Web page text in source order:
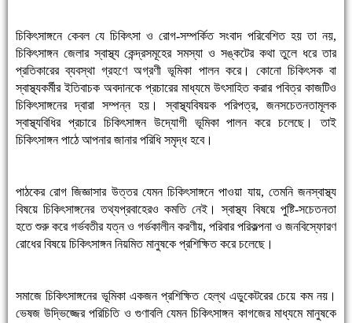
চিকিৎসাঙ্গনে কেবল যে চিকিৎসা ও রোগ-সম্পর্কিত সংবাদ পরিবেশিত হয় তা নয়,
চিকিৎসাঙ্গন জেলার স্বাস্থ্য কেন্দ্রসমূহের সমস্যা ও সঙ্কটের কথা তুলে ধরে তার
প্রতিকারের ব্যবস্থা গ্রহণে অগ্রণী ভূমিকা পালন করে। কোনো চিকিৎসক বা
স্বাস্থ্যকর্মীর ইতিবাচক অবদানকে প্রচারের মাধ্যমে উৎসাহিত করার পবিত্র কাজটিও
চিকিৎসাঙ্গনের দ্বারা সম্পন্ন হয়। স্বাস্থ্যবিষয়ক পরিপত্র, জনসচেতনতামূলক
স্বাস্থ্যবিধির প্রচারে চিকিৎসাঙ্গন উদ্যোগী ভূমিকা পালন করে চলেছে। তাই
চিকিৎসাঙ্গন পাঠে আপনার জানার পরিধি সমৃদ্ধ হবে।
পাঠকের রোগ জিজ্ঞাসার উত্তর যেমন চিকিৎসাঙ্গনে পাওয়া যায়, তেমনি জনস্বাস্থ্য
বিষয়ে চিকিৎসাঙ্গনের তথ্যপ্রবাহেরও কমতি নেই। স্বাস্থ্য বিষয়ে পুষ্টি-সচেতনতা
হতে শুরু করে গর্ভবতীর যত্ন ও গর্ভকালীন করণীয়, পরিবার পরিকল্পনা ও জনবিস্ফোরণ
রোধের বিষয়ে চিকিৎসাঙ্গন নিয়মিত মানুষকে প্রশিক্ষিত করে চলেছে।
সমাজে চিকিৎসাঙ্গনের ভূমিকা একজন প্রশিক্ষিত হেল্থ এডুকেটরের চেয়ে কম নয়।
ভেষজ উদ্ভিজ্জের পরিচিতি ও গুণাবলি যেমন চিকিৎসাঙ্গন কাগজের মাধ্যমে মানুষকে